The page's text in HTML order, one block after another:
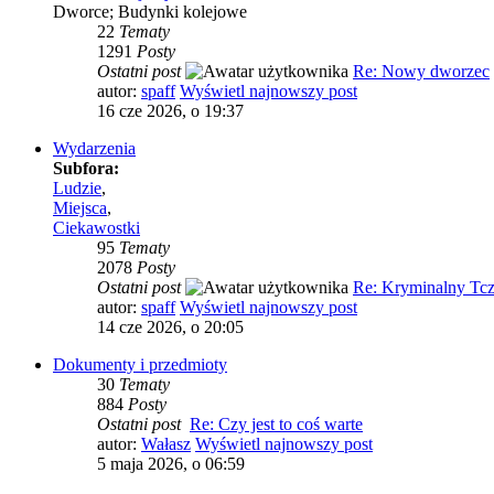
Dworce; Budynki kolejowe
22 Tematy
1291 Posty
Ostatni post
Re: Nowy dworzec
autor: spaff Wyświetl najnowszy post
16 cze 2026, o 19:37
Wydarzenia
Subfora:
Ludzie,
Miejsca,
Ciekawostki
95 Tematy
2078 Posty
Ostatni post
Re: Kryminalny
autor: spaff Wyświetl najnowszy post
14 cze 2026, o 20:05
Dokumenty i przedmioty
30 Tematy
884 Posty
Ostatni post Re: Czy jest to coś warte
autor: Wałasz Wyświetl najnowszy post
5 maja 2026, o 06:59